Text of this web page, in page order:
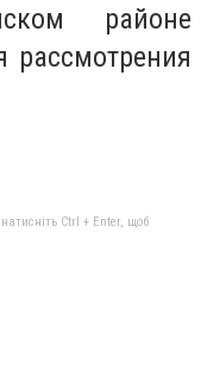
районе
рассмотрения
Ctrl + Enter, щоб